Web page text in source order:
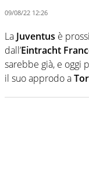
09/08/22 12:26
La Juventus è
dall’Eintracht
sarebbe già, e oggi
il suo approdo a